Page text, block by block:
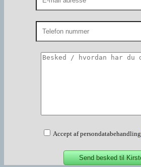
Accept af persondatabehandling.